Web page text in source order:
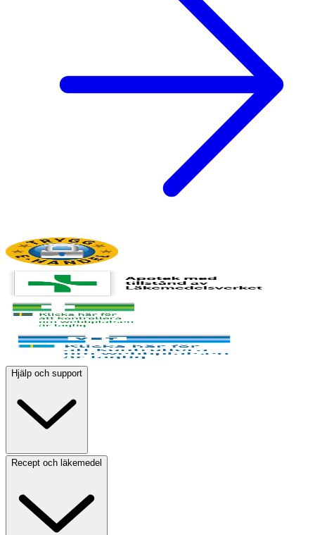
Hjälp och support
Recept och läkemedel